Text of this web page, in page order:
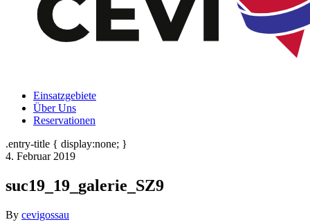
Einsatzgebiete
Über Uns
Reservationen
.entry-title { display:none; }
4. Februar 2019
suc19_19_galerie_SZ9
By cevigossau